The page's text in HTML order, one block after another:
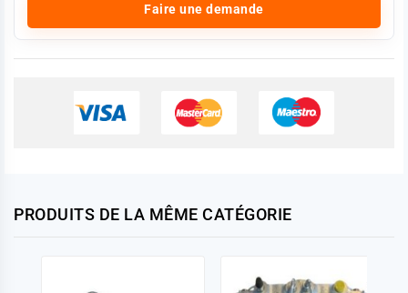
Faire une demande
PRODUITS DE LA MÊME CATÉGORIE